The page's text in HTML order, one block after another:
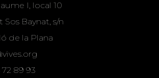
I, local 10
Sos Baynat, s/n
de la Plana
89 93